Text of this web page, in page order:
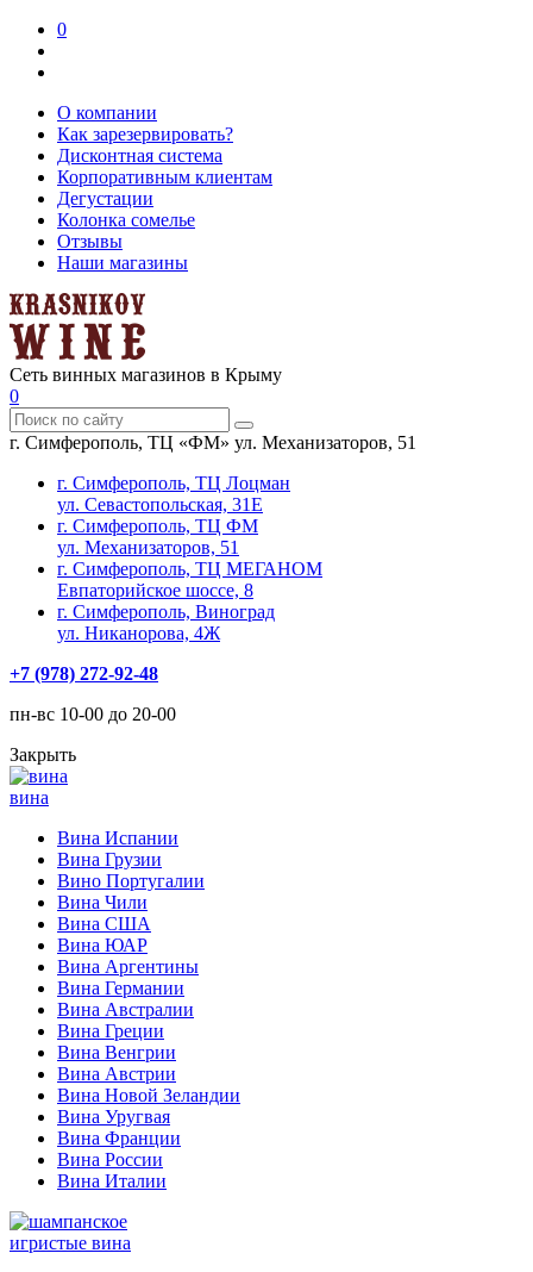
0
О компании
Как зарезервировать?
Дисконтная система
Корпоративным клиентам
Дегустации
Колонка сомелье
Отзывы
Наши магазины
Сеть винных магазинов в Крыму
0
г. Симферополь, ТЦ «ФМ» ул. Механизаторов, 51
г. Симферополь, ТЦ Лоцман
ул. Севастопольская, 31Е
г. Симферополь, ТЦ ФМ
ул. Механизаторов, 51
г. Симферополь, ТЦ МЕГАНОМ
Евпаторийское шоссе, 8
г. Симферополь, Виноград
ул. Никанорова, 4Ж
+7 (978) 272-92-48
пн-вс 10-00 до 20-00
Закрыть
вина
Вина Испании
Вина Грузии
Вино Португалии
Вина Чили
Вина США
Вина ЮАР
Вина Аргентины
Вина Германии
Вина Австралии
Вина Греции
Вина Венгрии
Вина Австрии
Вина Новой Зеландии
Вина Уругвая
Вина Франции
Вина России
Вина Италии
игристые вина